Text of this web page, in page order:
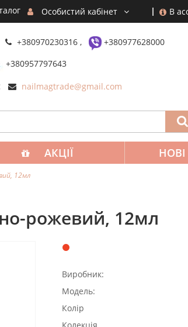
В
Особистий кабінет
+380970230316 ,
+380977628000
+380957797643
nailmagtrade@gmail.com
АКЦІЇ
12мл
рожевий, 12мл
Виробник:
Модель:
Колір